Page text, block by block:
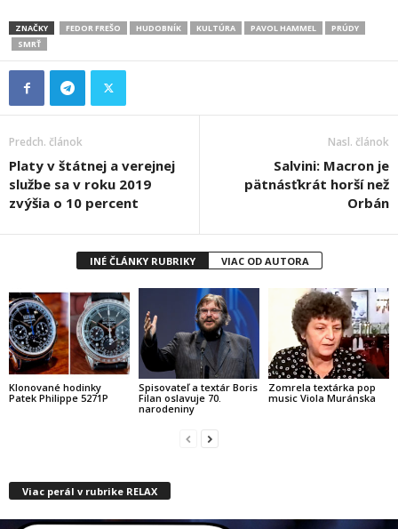
ZNAČKY FEDOR FREŠO HUDOBNÍK KULTÚRA PAVOL HAMMEL
PRÚDY
SMRŤ
Predch. článok
Platy v štátnej a verejnej
službe sa v roku 2019
zvýšia o 10 percent
Nasl. článok
Salvini: Macron je
pätnásťkrát horší než
Orbán
INÉ ČLÁNKY RUBRIKY VIAC OD AUTORA
Klonované hodinky
Patek Philippe 5271P
Spisovateľ a textár Boris
Filan oslavuje 70.
narodeniny
Zomrela textárka pop
music Viola Muránska
Viac perál v rubrike RELAX